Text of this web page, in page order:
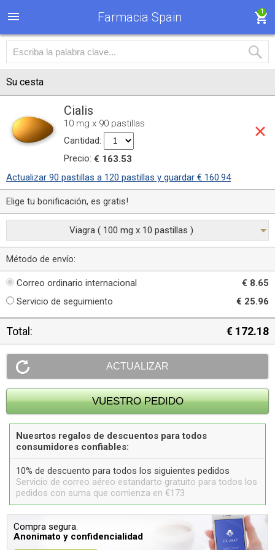
Farmacia Spain 1
Su cesta
Cialis
10 mg x 90 pastillas
Cantidad:
Precio: € 163.53
Actualizar 90 pastillas a 120 pastillas y guardar € 160.94
Elige tu bonificación, es gratis!
Viagra ( 100 mg x 10 pastillas )
Método de envío:
Correo ordinario internacional
€ 8.65
Servicio de seguimiento
€ 25.96
Total: € 172.18
Nuesrtos regalos de descuentos para todos
consumidores confiables:
10% de descuento para todos los siguientes pedidos
Servicio de correo aéreo estandarto gratuito para todos los
pedidos con suma que comienza en €173
Compra segura.
Anonimato y confidencialidad